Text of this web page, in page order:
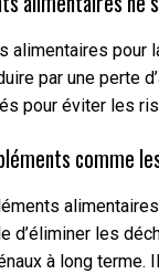
alimentaires
par une perte
pour éviter les
comme
d’éliminer les
à long